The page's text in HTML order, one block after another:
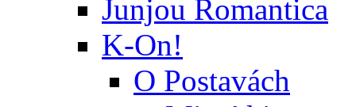
Junjou Romantica
K-On!
O Postavách